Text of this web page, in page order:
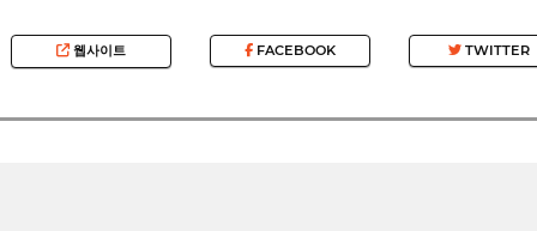
웹사이트 FACEBOOK TWITTER